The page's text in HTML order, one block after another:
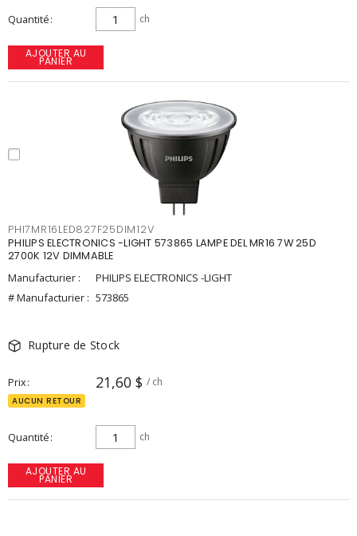
Quantité ch
AJOUTER AU
PANIER
PHI7MR16LED827F25DIM12V
PHILIPS ELECTRONICS -LIGHT 573865 LAMPE DEL MR16 7W 25D
2700K 12V DIMMABLE
Manufacturier :
PHILIPS ELECTRONICS -LIGHT
# Manufacturier : 573865
Rupture de Stock
Prix 21,60 $ / ch
AUCUN RETOUR
Quantité ch
AJOUTER AU
PANIER